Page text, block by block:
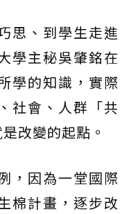
思、到學生走進
學主秘吳肇銘在
學的知識，實際
社會、人群「共
改變的起點。
，因為一堂國際
棉計畫，逐步改